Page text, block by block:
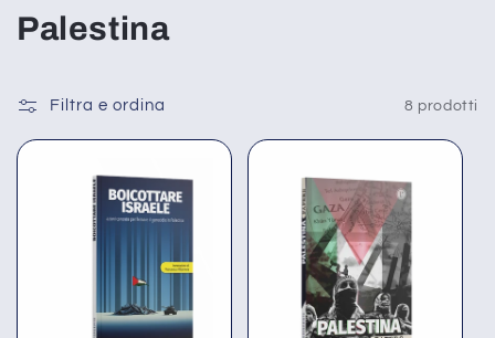
C
l
l
Palestina
Filtra e ordina 8 prodotti